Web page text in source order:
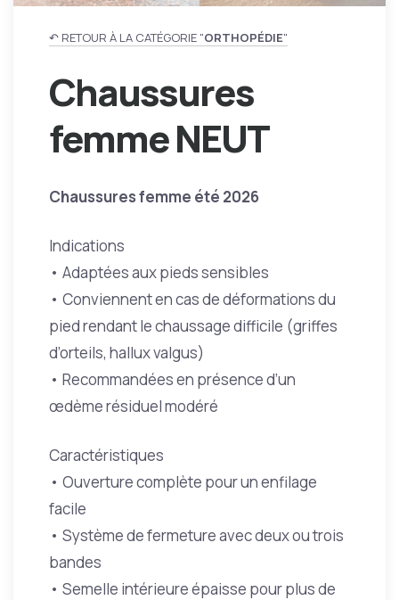
↶ RETOUR À LA CATÉGORIE "ORTHOPÉDIE"
Chaussures
femme NEUT
Chaussures femme été 2026
Indications
• Adaptées aux pieds sensibles
• Conviennent en cas de déformations du
pied rendant le chaussage difficile (griffes
d’orteils, hallux valgus)
• Recommandées en présence d’un
œdème résiduel modéré
Caractéristiques
• Ouverture complète pour un enfilage
facile
• Système de fermeture avec deux ou trois
bandes
• Semelle intérieure épaisse pour plus de